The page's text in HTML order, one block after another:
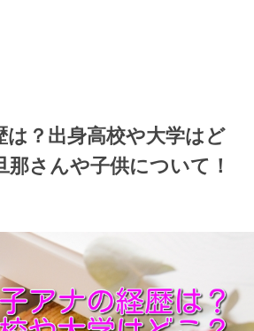
は？出身高校や大学はど
那さんや子供について！